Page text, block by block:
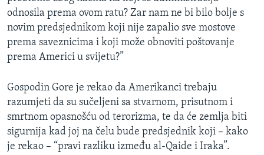
odnosila prema ovom ratu? Zar nam ne bi bilo bolje s
novim predsjednikom koji nije zapalio sve mostove
prema saveznicima i koji može obnoviti poštovanje
prema Americi u svijetu?”
Gospodin Gore je rekao da Amerikanci trebaju
razumjeti da su sučeljeni sa stvarnom, prisutnom i
smrtnom opasnošću od terorizma, te da će zemlja biti
sigurnija kad joj na čelu bude predsjednik koji – kako
je rekao – “pravi razliku između al-Qaide i Iraka”.